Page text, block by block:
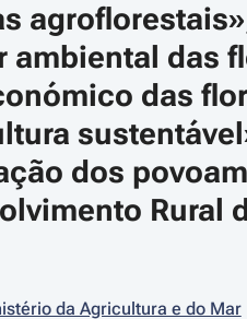
teclas de seta para navegar
ambiental das
das
dos
Rural
da Agricultura e do Mar